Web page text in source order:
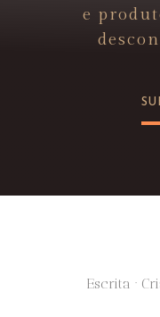
e
Escrita ·